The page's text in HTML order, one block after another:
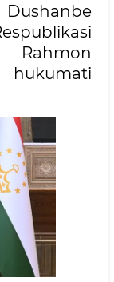
hukumati